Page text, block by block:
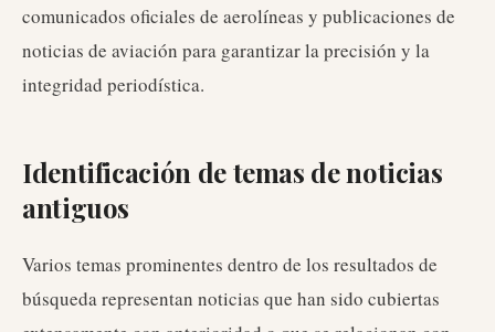
comunicados oficiales de aerolíneas y publicaciones de
noticias de aviación para garantizar la precisión y la
integridad periodística.
Identificación de temas de noticias
antiguos
Varios temas prominentes dentro de los resultados de
búsqueda representan noticias que han sido cubiertas